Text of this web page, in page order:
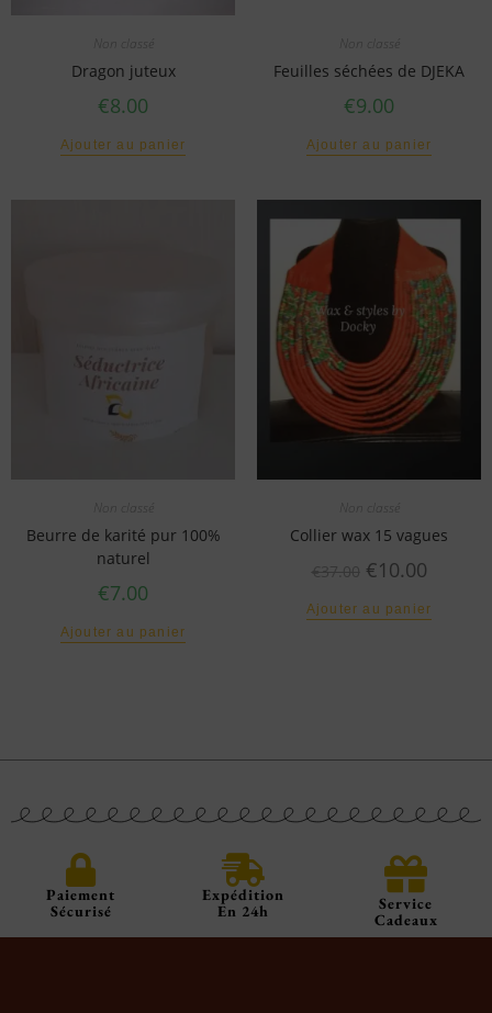
Non classé
Dragon juteux
€8.00
Ajouter au panier
Non classé
Feuilles séchées de DJEKA
€9.00
Ajouter au panier
Non classé
Beurre de karité pur 100%
naturel
€7.00
Ajouter au panier
Non classé
Collier wax 15 vagues
€10.00
Ajouter au panier
Paiement
Sécurisé
Expédition
En 24h
Service
Cadeaux